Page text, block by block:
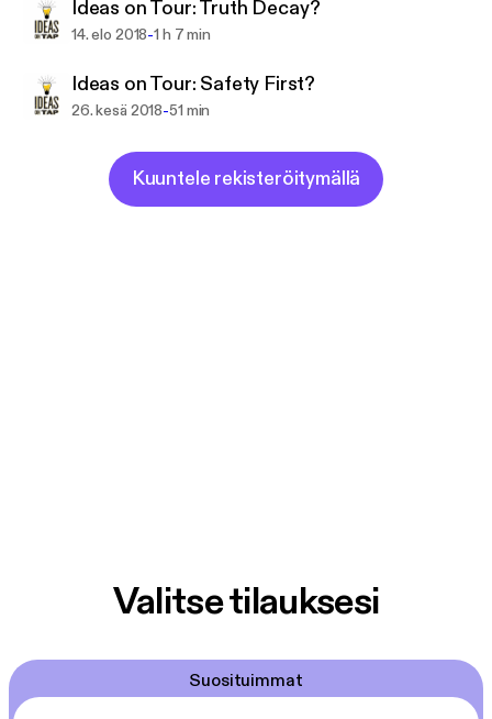
have included “Why are Young People Leaving
Symbolize?” and “Why is 'Mississippi 50th' for
Women in Politics?”
Ideas on Tour: Truth Decay?
14. elo 2018-1 h 7 min
Ideas on Tour: Safety First?
26. kesä 2018-51 min
Kuuntele rekisteröitymällä
Valitse tilauksesi
Suosituimmat